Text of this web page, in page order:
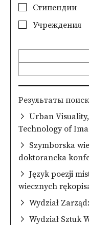
Стипендии
Учреждения
Pезультаты
Urban
Technology of
Szymborska
doktorancka
Język poezji
wiecznych
Wydział
Wydział Sztuk